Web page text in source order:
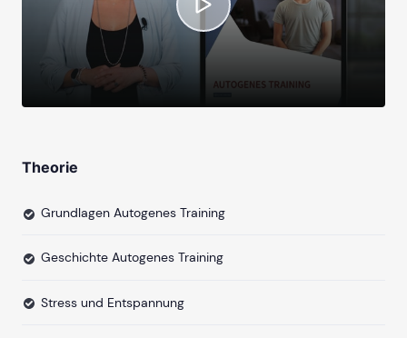
Theorie
Grundlagen Autogenes Training
Geschichte Autogenes Training
Stress und Entspannung